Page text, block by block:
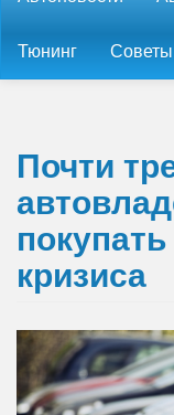
Тюнинг Советы
Почти
кризиса